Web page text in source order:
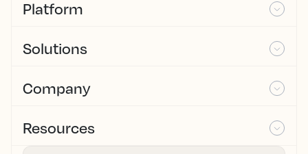
Platform
Solutions
Company
Resources